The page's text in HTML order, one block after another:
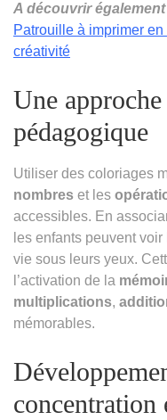
A découvrir
Patrouille à imprimer
créativité
Une
pédagogique
Utiliser des coloriages
nombres et les
accessibles. En
les enfants peuvent
vie sous leurs yeux.
l’activation de la
multiplications,
mémorables.
concentration